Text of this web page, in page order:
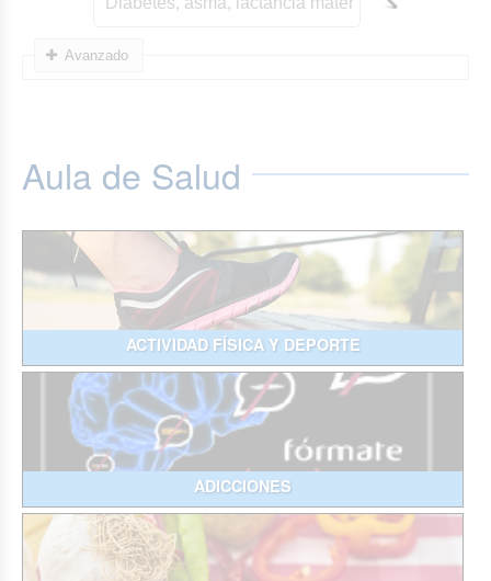
Avanzado
Aula de Salud
ACTIVIDAD FÍSICA Y DEPORTE
ADICCIONES